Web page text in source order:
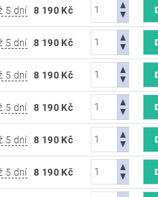
5 dní 8 190 Kč
5 dní 8 190 Kč
5 dní 8 190 Kč
5 dní 8 190 Kč
5 dní 8 190 Kč
5 dní 8 190 Kč